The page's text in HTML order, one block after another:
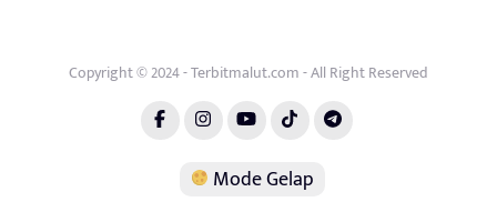
Copyright © 2024 - Terbitmalut.com - All Right Reserved
Mode Gelap